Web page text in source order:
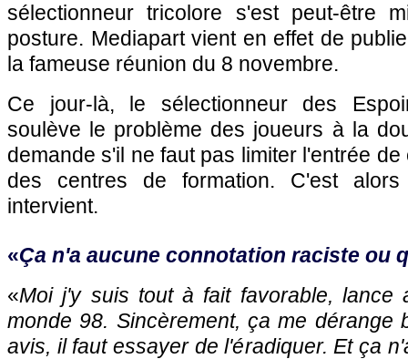
sélectionneur tricolore s'est peut-être
posture. Mediapart vient en effet de
la fameuse réunion du 8 novembre.
Ce jour-là, le sélectionneur des
soulève le problème des joueurs à la
demande s'il ne faut pas limiter l'entrée
des centres de formation. C'est
intervient.
«Ça n'a aucune connotation raciste ou
«Moi j'y suis tout à fait favorable, lance
monde 98. Sincèrement, ça me dérange
avis, il faut essayer de l'éradiquer. Et ça